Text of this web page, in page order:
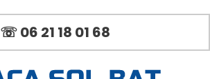
☏ 06 21 18 01 68